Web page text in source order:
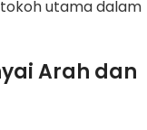
utama dalam
Arah dan